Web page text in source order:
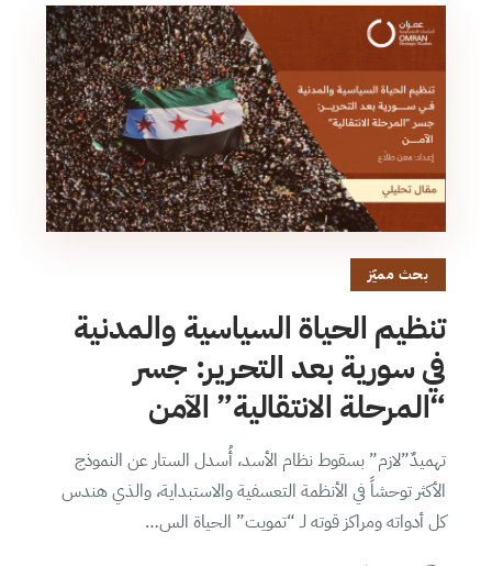
بحث مميّز
تنظيم الحياة السياسية والمدنية
في سورية بعد التحرير: جسر
“المرحلة الانتقالية” الآمن
تهميدٌ”لازم” بسقوط نظام الأسد، أُسدل الستار عن النموذج
الأكثر توحشاً في الأنظمة التعسفية والاستبداية، والذي هندس
كل أدواته ومراكز قوته لـ “تمويت” الحياة الس…